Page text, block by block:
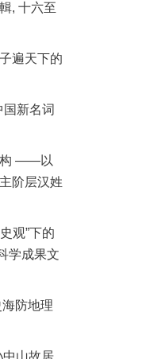
, 十六至
遍天下的
新名词
构 ——以
阶层汉姓
观”下的
学成果文
防地理
中山故居